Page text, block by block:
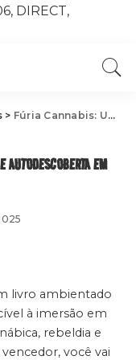
DIRECT,
> Fúria Cannabis: Uma Jornada de Rebeldia e Autodescoberta em Tempos de Mudança
EM
livro ambientado
à imersão em
rebeldia e
você vai